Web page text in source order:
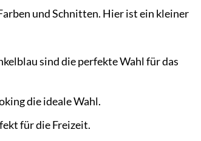
und Schnitten. Hier ist ein kleiner
sind die perfekte Wahl für das
die ideale Wahl.
für die Freizeit.